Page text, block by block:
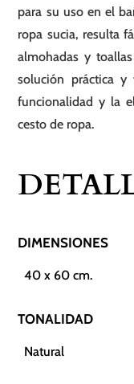
para su uso en el
ropa sucia, resulta
almohadas y
solución práctica y
funcionalidad y la
cesto de ropa.
DIMENSIONES
40 x 60 cm.
TONALIDAD
Natural